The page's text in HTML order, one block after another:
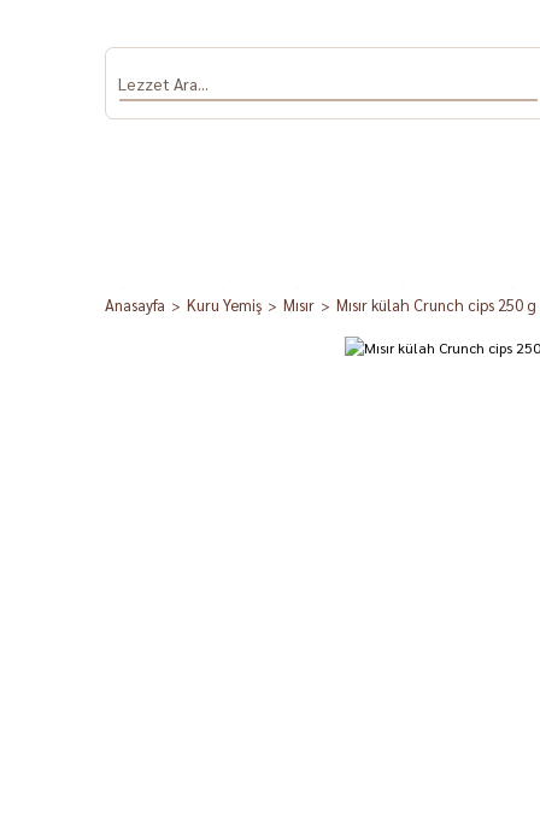
Dolmalık Biber
Sumak ve Nar
Anasayfa Kuru Yemiş Mısır Mısır külah Crunch cips 250 g